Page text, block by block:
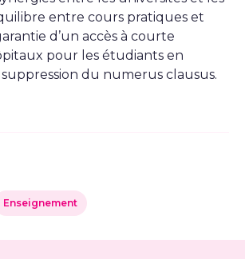
entre cours pratiques et
d’un accès à courte
pour les étudiants en
du numerus clausus.
Enseignement